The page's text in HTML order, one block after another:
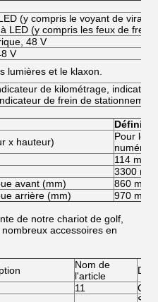
(y compris le voyant de
LED (y compris les feux de
48 V
V
lumières et le klaxon.
de kilométrage,
de frein de
x hauteur)
Pour les
114 mm
3300 mm
avant (mm)
860 mm
arrière (mm)
970 mm
de notre chariot de golf,
accessoires en
Nom de
l'article
11